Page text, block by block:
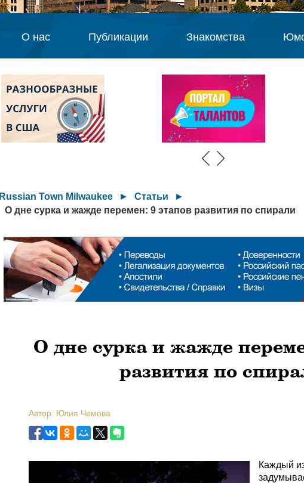
О нас Публикации Знакомства
Russian Town Milwaukee ► Статьи
►
О дне сурка и жажде перемен: 9 этапов развития по спирали
О дне сурка и жажде
развития по
Автор: Юлия Чемова
Каждый